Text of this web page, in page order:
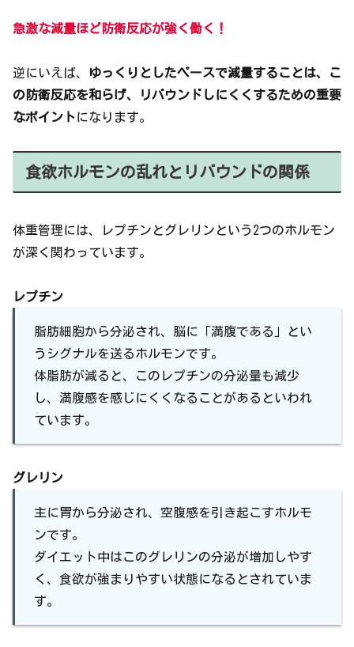
急激な減量ほど防衛反応が強く働く！
逆にいえば、 ゆっくりとしたペースで減量することは、こ
の防衛反応を和らげ、リバウンドしにくくするための重要
なポイントになります。
食欲ホルモンの乱れとリバウンドの関係
体重管理には、レプチンとグレリンという2つのホルモン
が深く関わっています。
レプチン
脂肪細胞から分泌され、脳に「満腹である」とい
うシグナルを送るホルモンです。
体脂肪が減ると、このレプチンの分泌量も減少
し、満腹感を感じにくくなることがあるといわれ
ています。
グレリン
主に胃から分泌され、空腹感を引き起こすホルモ
ンです。
ダイエット中はこのグレリンの分泌が増加しやす
く、食欲が強まりやすい状態になるとされていま
す。